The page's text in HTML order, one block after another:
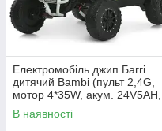
Електромобіль джип Баггі
дитячий Bambi (пульт 2,4G,
мотор 4*35W, акум. 24V5AH,
EVA, TF) JS330EBLR-11(24V)
Сірий
В наявності